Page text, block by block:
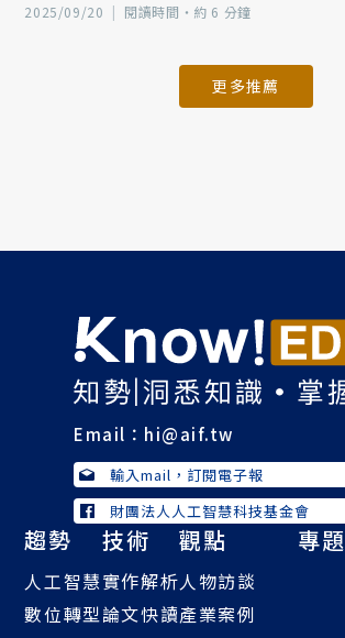
2025/09/20 | 閱讀時間‧約 6 分鐘
更多推薦
Email： hi@aif.tw
財團法人人工智慧科技基金會
趨勢
人工智慧
數位轉型
技術
實作解析
論文快讀
觀點
人物訪談
產業案例
專題